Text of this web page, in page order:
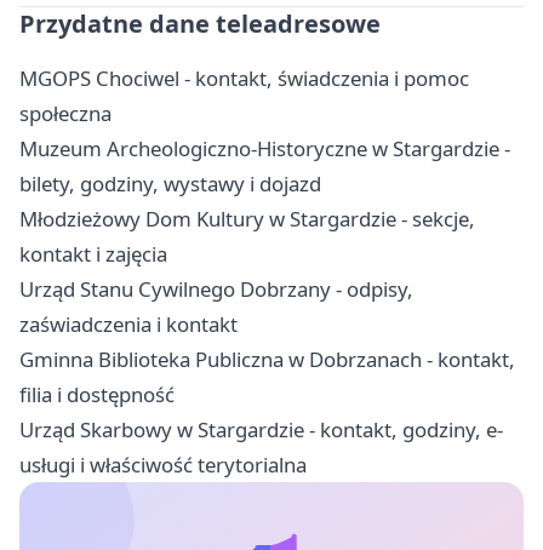
Przydatne dane teleadresowe
MGOPS Chociwel - kontakt, świadczenia i pomoc
społeczna
Muzeum Archeologiczno-Historyczne w Stargardzie -
bilety, godziny, wystawy i dojazd
Młodzieżowy Dom Kultury w Stargardzie - sekcje,
kontakt i zajęcia
Urząd Stanu Cywilnego Dobrzany - odpisy,
zaświadczenia i kontakt
Gminna Biblioteka Publiczna w Dobrzanach - kontakt,
filia i dostępność
Urząd Skarbowy w Stargardzie - kontakt, godziny, e-
usługi i właściwość terytorialna